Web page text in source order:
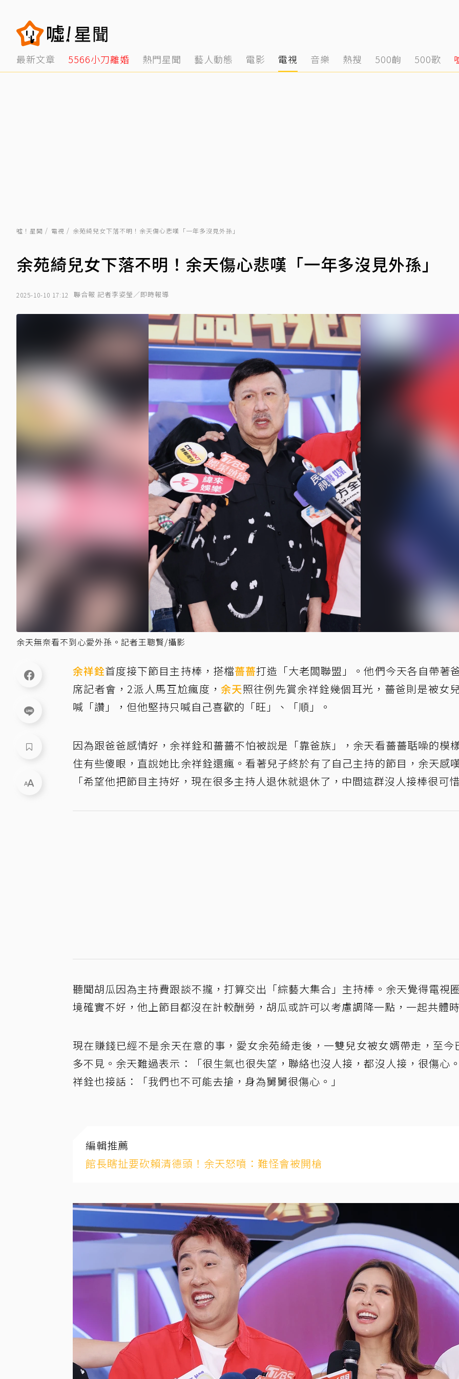
最新文章 5566小刀離婚 熱門星聞 藝人動態 電影 電視 音樂 熱搜 500齣 500歌
噓！星聞 電視 余苑綺兒女下落不明！余天傷心悲嘆「一年多沒見外孫」
余苑綺兒女下落不明！余天傷心悲嘆「一年多沒見外孫」
2025-10-10 17:12 聯合報 記者李姿瑩／即時報導
余天無奈看不到心愛外孫。記者王聰賢/攝影
余祥銓首度接下節目主持棒，搭檔薔薔打造「大老闆聯盟」。他們今天各自帶著
席記者會，2派人馬互尬瘋度，余天照往例先賞余祥銓幾個耳光，薔爸則是被女
喊「讚」，但他堅持只喊自己喜歡的「旺」、「順」。
因為跟爸爸感情好，余祥銓和薔薔不怕被說是「靠爸族」，余天看薔薔聒噪的模
住有些傻眼，直說她比余祥銓還瘋。看著兒子終於有了自己主持的節目，余天感
「希望他把節目主持好，現在很多主持人退休就退休了，中間這群沒人接棒很可惜
聽聞胡瓜因為主持費跟談不攏，打算交出「綜藝大集合」主持棒。余天覺得電視
境確實不好，他上節目都沒在計較酬勞，胡瓜或許可以考慮調降一點，一起共體
現在賺錢已經不是余天在意的事，愛女余苑綺走後，一雙兒女被女婿帶走，至今
多不見。余天難過表示：「很生氣也很失望，聯絡也沒人接，都沒人接，很傷心
祥銓也接話：「我們也不可能去搶，身為舅舅很傷心。」
編輯推薦
館長瞎扯要砍賴清德頭！余天怒噴：難怪會被開槍